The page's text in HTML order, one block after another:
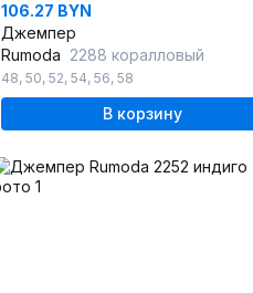
106.27 BYN
Джемпер
Rumoda 2288 коралловый
48, 50, 52, 54, 56, 58
В корзину